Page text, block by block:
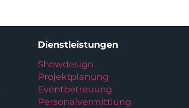
Dienstleistungen
Showdesign
Projektplanung
Eventbetreuung
Personalvermittlung